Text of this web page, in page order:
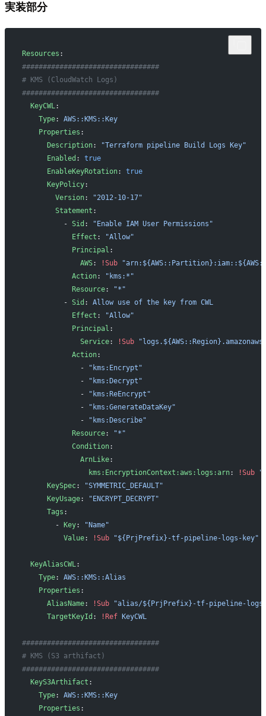
実装部分
Resources :
#################################
# KMS (CloudWatch Logs)
#################################
  KeyCWL
:
    Type
: AWS::KMS::Key
    Properties
:
      Description
:
"Terraform pipeline Build Logs Key"
      Enabled
: true
      EnableKeyRotation
: true
      KeyPolicy
:
        Version
:
"2012-10-17"
        Statement
:
          -
Sid :
"Enable IAM User Permissions"
            Effect
:
"Allow"
            Principal
:
              AWS
: !Sub
            Action
:
"kms:*"
            Resource
:
"*"
          -
Sid : Allow use of the key from CWL
            Effect
:
"Allow"
            Principal
:
              Service
: !Sub
            Action
:
              -
"kms:Encrypt"
              -
"kms:Decrypt"
              -
"kms:ReEncrypt"
              -
"kms:GenerateDataKey"
              -
"kms:Describe"
            Resource
:
"*"
            Condition
:
              ArnLike
:
                kms:EncryptionContext:aws:logs:arn
: !Sub
      KeySpec
:
"SYMMETRIC_DEFAULT"
      KeyUsage
:
"ENCRYPT_DECRYPT"
      Tags
:
        -
Key:
"Name"
          Value
: !Sub "${PrjPrefix}-tf-pipeline-logs-key"
  KeyAliasCWL
:
    Type
: AWS::KMS::Alias
    Properties
:
      AliasName
: !Sub "alias/${PrjPrefix}-tf-pipeline-logs-
      TargetKeyId
: !Ref KeyCWL
#################################
# KMS (S3 arthifact)
#################################
  KeyS3Arthifact
:
    Type
: AWS::KMS::Key
    Properties
: